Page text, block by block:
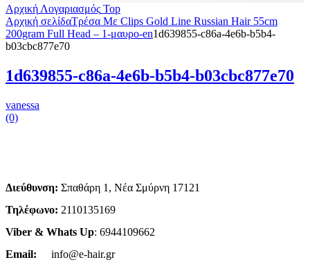
Αρχική Λογαριασμός Top
Αρχική σελίδαΤρέσα Με Clips Gold Line Russian Hair 55cm
200gram Full Head – 1-μαυρο-en1d639855-c86a-4e6b-b5b4-
b03cbc877e70
1d639855-c86a-4e6b-b5b4-b03cbc877e70
vanessa
(0)
Διεύθυνση: Σπαθάρη 1, Νέα Σμύρνη 17121
Τηλέφωνο: 2110135169
Viber & Whats Up: 6944109662
Email:
info@e-hair.gr